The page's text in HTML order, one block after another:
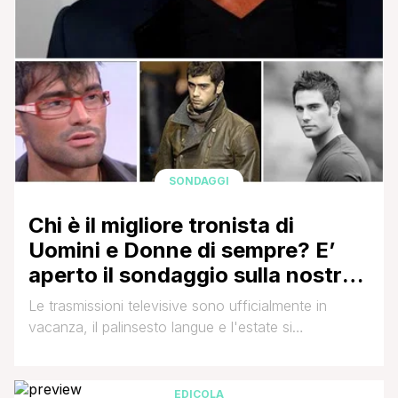
SONDAGGI
Chi è il migliore tronista di
Uomini e Donne di sempre? E’
aperto il sondaggio sulla nostra
fanpage: votate!
Le trasmissioni televisive sono ufficialmente in
vacanza, il palinsesto langue e l'estate si
nati dai programmi di Maria De Filippi? Tronisti,
EDICOLA